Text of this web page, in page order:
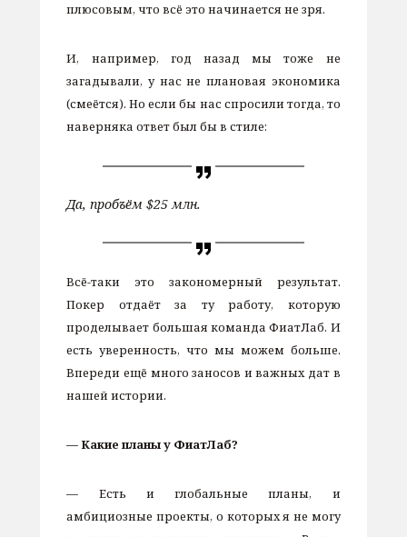
плюсовым, что всё это начинается не зря.
И, например, год назад мы тоже не
загадывали, у нас не плановая экономика
(смеётся). Но если бы нас спросили тогда, то
наверняка ответ был бы в стиле:
Да, пробъём $25 млн.
Всё-таки это закономерный результат.
Покер отдаёт за ту работу, которую
проделывает большая команда ФиатЛаб. И
есть уверенность, что мы можем больше.
Впереди ещё много заносов и важных дат в
нашей истории.
— Какие планы у ФиатЛаб?
— Есть и глобальные планы, и
амбициозные проекты, о которых я не могу